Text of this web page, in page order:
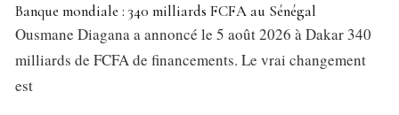
Banque mondiale : 340 milliards FCFA au Sénégal
Ousmane Diagana a annoncé le 5 août 2026 à Dakar 340
milliards de FCFA de financements. Le vrai changement
est